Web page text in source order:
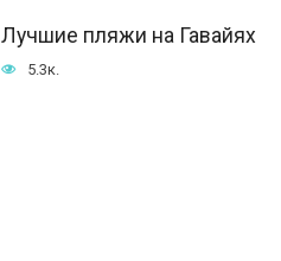
Лучшие пляжи на Гавайях
5.3к.